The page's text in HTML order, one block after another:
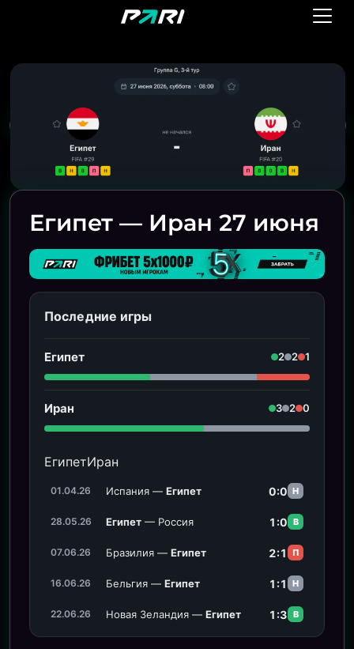
Египет — Иран 27 июня
Последние игры
Египет 2 2 1
Иран 3 2 0
ЕгипетИран
01.04.26 Испания — Египет 0:0 Н
28.05.26 Египет — Россия 1:0 В
07.06.26 Бразилия — Египет 2:1 П
16.06.26 Бельгия — Египет 1:1 Н
22.06.26 Новая Зеландия — Египет 1:3 В